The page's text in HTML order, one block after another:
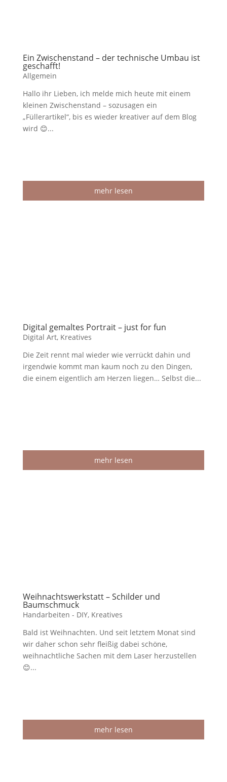
Ein Zwischenstand – der technische Umbau ist
geschafft!
Allgemein
Hallo ihr Lieben, ich melde mich heute mit einem
kleinen Zwischenstand – sozusagen ein
„Füllerartikel“, bis es wieder kreativer auf dem Blog
wird 😊...
mehr lesen
Digital gemaltes Portrait – just for fun
Digital Art, Kreatives
Die Zeit rennt mal wieder wie verrückt dahin und
irgendwie kommt man kaum noch zu den Dingen,
die einem eigentlich am Herzen liegen… Selbst die...
mehr lesen
Weihnachtswerkstatt – Schilder und
Baumschmuck
Handarbeiten - DIY, Kreatives
Bald ist Weihnachten. Und seit letztem Monat sind
wir daher schon sehr fleißig dabei schöne,
weihnachtliche Sachen mit dem Laser herzustellen
😊...
mehr lesen